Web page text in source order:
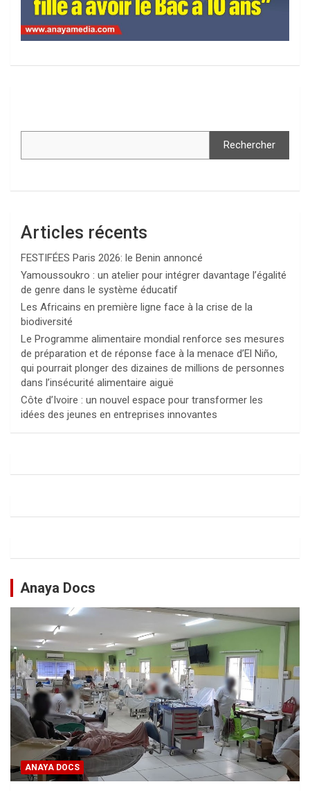
Rechercher
Articles récents
FESTIFÉES Paris 2026: le Benin annoncé
Yamoussoukro : un atelier pour intégrer davantage l’égalité
de genre dans le système éducatif
Les Africains en première ligne face à la crise de la
biodiversité
Le Programme alimentaire mondial renforce ses mesures
de préparation et de réponse face à la menace d’El Niño,
qui pourrait plonger des dizaines de millions de personnes
dans l’insécurité alimentaire aiguë
Côte d’Ivoire : un nouvel espace pour transformer les
idées des jeunes en entreprises innovantes
Anaya Docs
ANAYA DOCS